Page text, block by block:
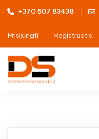
+370 607 83438
Prisijungti Registruotis